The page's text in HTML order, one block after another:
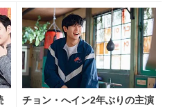
チョン・へイン2年ぶりの主演